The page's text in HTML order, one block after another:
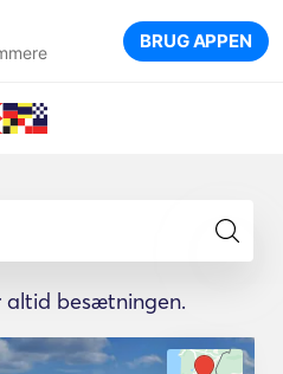
BRUG APPEN
altid besætningen.